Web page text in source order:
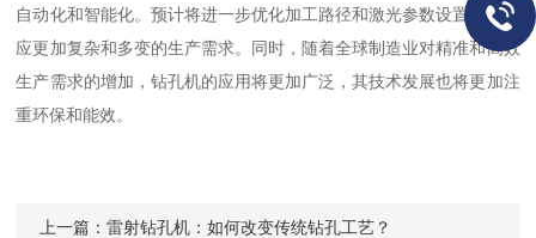
自动化和智能化。预计将进一步优化加工路径和激光参数设置，以适
应更加复杂和多变的生产需求。同时，随着全球制造业对精准和高效
生产需求的增加，钻孔机的应用将更加广泛，其技术发展也将更加注
重环保和能效。
上一篇：雷射钻孔机：如何改变传统钻孔工艺？